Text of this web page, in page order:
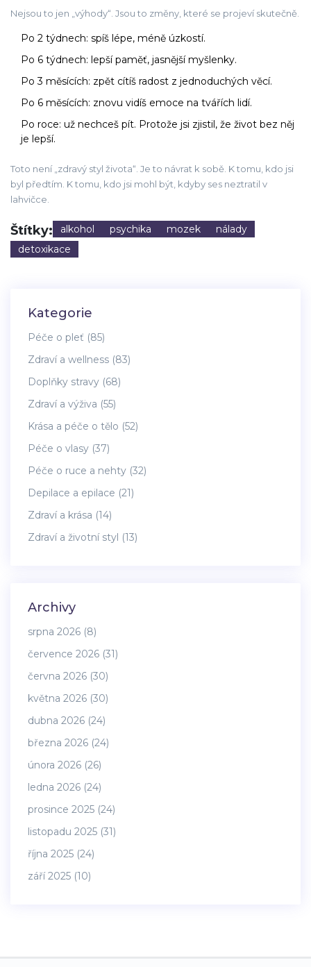
Nejsou to jen „výhody“. Jsou to změny, které se projeví skutečně.
Po 2 týdnech: spíš lépe, méně úzkostí.
Po 6 týdnech: lepší paměť, jasnější myšlenky.
Po 3 měsících: zpět cítíš radost z jednoduchých věcí.
Po 6 měsících: znovu vidíš emoce na tvářích lidí.
Po roce: už nechceš pít. Protože jsi zjistil, že život bez něj
je lepší.
Toto není „zdravý styl života“. Je to návrat k sobě. K tomu, kdo jsi
byl předtím. K tomu, kdo jsi mohl být, kdyby ses neztratil v
lahvičce.
Štítky: alkohol psychika mozek
nálady
detoxikace
Kategorie
Péče o pleť (85)
Zdraví a wellness (83)
Doplňky stravy (68)
Zdraví a výživa (55)
Krása a péče o tělo (52)
Péče o vlasy (37)
Péče o ruce a nehty (32)
Depilace a epilace (21)
Zdraví a krása (14)
Zdraví a životní styl (13)
Archivy
srpna 2026 (8)
července 2026 (31)
června 2026 (30)
května 2026 (30)
dubna 2026 (24)
března 2026 (24)
února 2026 (26)
ledna 2026 (24)
prosince 2025 (24)
listopadu 2025 (31)
října 2025 (24)
září 2025 (10)